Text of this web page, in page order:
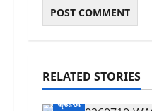
RELATED STORIES
କ୍ରୀଡା